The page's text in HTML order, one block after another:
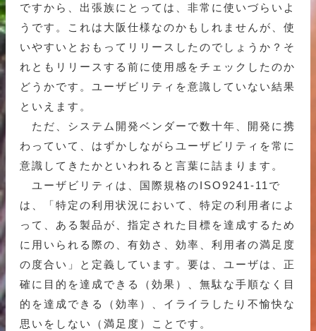
ですから、出張族にとっては、非常に使いづらいよ
うです。これは大阪仕様なのかもしれませんが、使
いやすいとおもってリリースしたのでしょうか？そ
れともリリースする前に使用感をチェックしたのか
どうかです。ユーザビリティを意識していない結果
といえます。
ただ、システム開発ベンダーで数十年、開発に携
わっていて、はずかしながらユーザビリティを常に
意識してきたかといわれると言葉に詰まります。
ユーザビリティは、国際規格のISO9241-11で
は、「特定の利用状況において、特定の利用者によ
って、ある製品が、指定された目標を達成するため
に用いられる際の、有効さ、効率、利用者の満足度
の度合い」と定義しています。要は、ユーザは、正
確に目的を達成できる（効果）、無駄な手順なく目
的を達成できる（効率）、イライラしたり不愉快な
思いをしない（満足度）ことです。